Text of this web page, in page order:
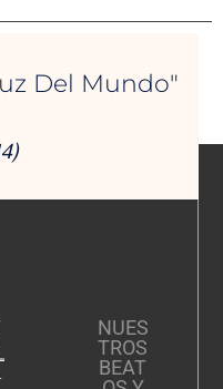
Del Mundo"
NUES
TROS
BEAT